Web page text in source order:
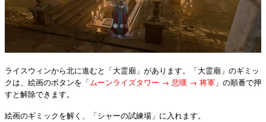
ライスウィンから北に進むと「大霊廟」があります。「大霊廟」のギミッ
クは、絵画のボタンを「ムーンライズタワー → 悲嘆 → 将軍 」の順番で押
すと解除できます。
絵画のギミックを解く、「シャーの試練場」に入れます。